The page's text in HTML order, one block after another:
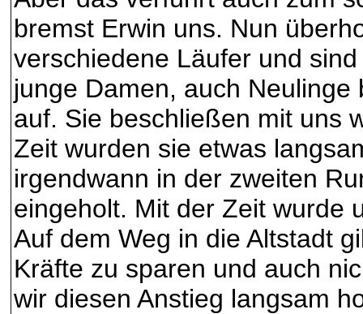
bremst Erwin uns. Nun
verschiedene Läufer und
junge Damen, auch
auf. Sie beschließen mit uns
Zeit wurden sie etwas
irgendwann in der zweiten
eingeholt. Mit der Zeit wurde
Auf dem Weg in die Altstadt
Kräfte zu sparen und auch
wir diesen Anstieg langsam